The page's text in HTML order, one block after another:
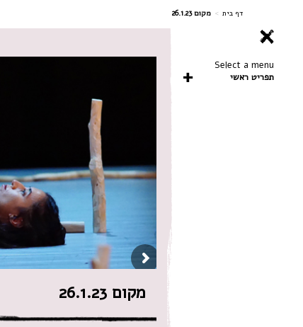
דף בית > מקום 26.1.23
Select a menu
תפריט ראשי
מקום 26.1.23